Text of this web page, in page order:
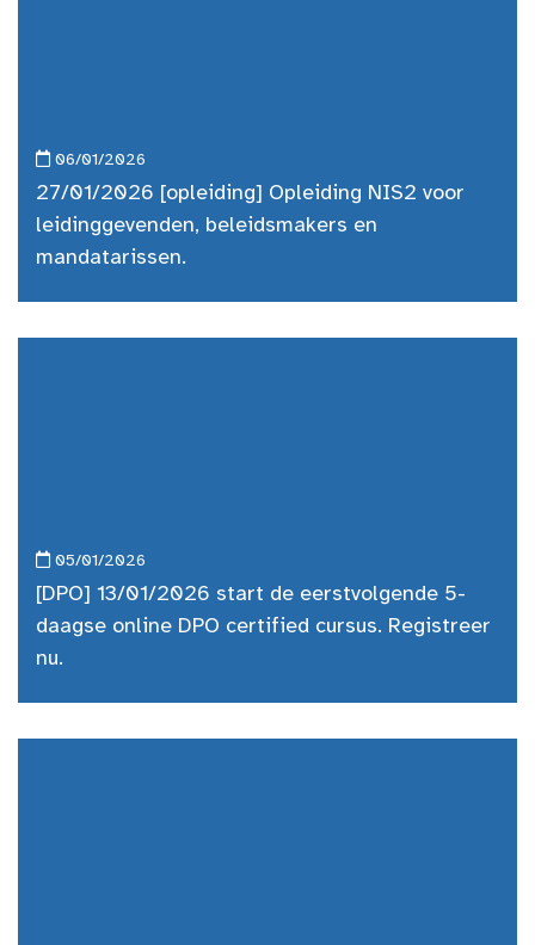
06/01/2026
27/01/2026 [opleiding] Opleiding NIS2 voor
leidinggevenden, beleidsmakers en
mandatarissen.
05/01/2026
[DPO] 13/01/2026 start de eerstvolgende 5-
daagse online DPO certified cursus. Registreer
nu.